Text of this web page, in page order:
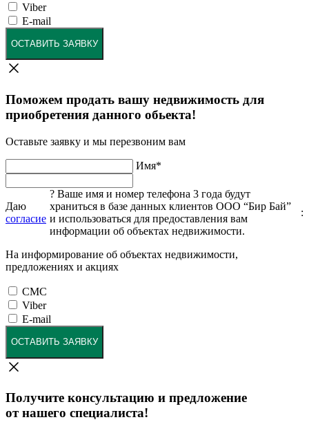
Viber
E-mail
ОСТАВИТЬ ЗАЯВКУ
Поможем продать вашу недвижимость для
приобретения данного обьекта!
Оставьте заявку и мы перезвоним вам
Имя*
Даю
согласие
? Ваше имя и номер телефона 3 года будут
храниться в базе данных клиентов ООО “Бир Бай”
и использоваться для предоставления вам
информации об объектах недвижимости.
:
На информирование об объектах недвижимости,
предложениях и акциях
СМС
Viber
E-mail
ОСТАВИТЬ ЗАЯВКУ
Получите консультацию и предложение
от нашего специалиста!